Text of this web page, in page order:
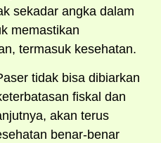
sekadar angka dalam
memastikan
termasuk kesehatan.
tidak bisa dibiarkan
fiskal dan
akan terus
benar-benar